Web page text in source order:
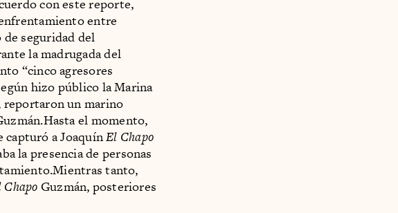
con este reporte,
entre
seguridad del
la madrugada del
“cinco agresores
hizo público la Marina
reportaron un marino
el momento,
capturó a JoaquínEl Chapo
la presencia de personas
tanto,
ChapoGuzmán, posteriores